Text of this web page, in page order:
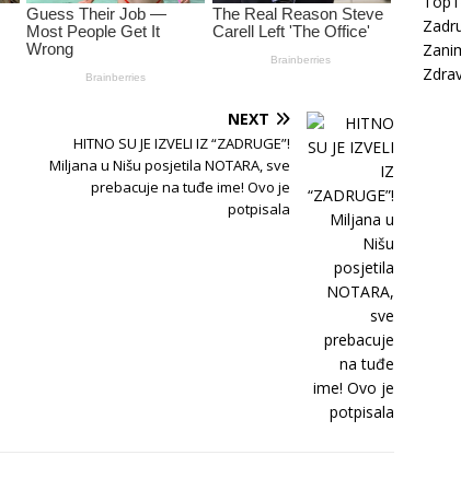
NEXT
HITNO SU JE IZVELI IZ “ZADRUGE”!
Miljana u Nišu posjetila NOTARA, sve
prebacuje na tuđe ime! Ovo je
potpisala